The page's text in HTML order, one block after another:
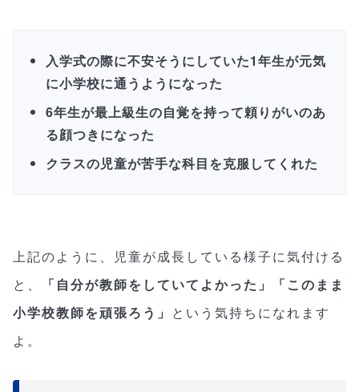
入学式の際に不安そうにしていた1年生が元気
に小学校に通うようになった
6年生が最上級生の自覚を持って頼りがいのあ
る顔つきになった
クラスの児童が苦手な科目を克服してくれた
上記のように、児童が成長している様子に気付ける
と、
「自分が教師をしていてよかった」「このまま
小学校教師を頑張ろう」 という気持ちになれます
よ。